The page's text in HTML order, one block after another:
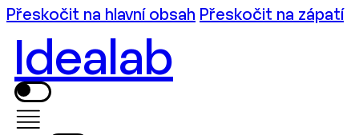
Přeskočit na hlavní obsah Přeskočit na zápatí
Idealab